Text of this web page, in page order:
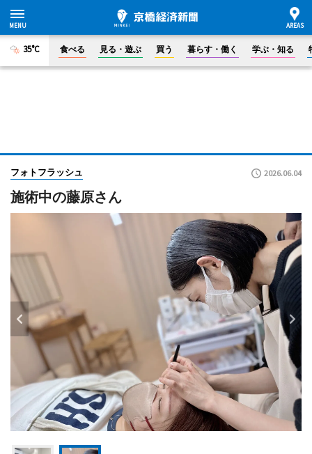
35°C 食べる 見る・遊ぶ 買う 暮らす・働く 学ぶ・知る
フォトフラッシュ 2026.06.04
施術中の藤原さん